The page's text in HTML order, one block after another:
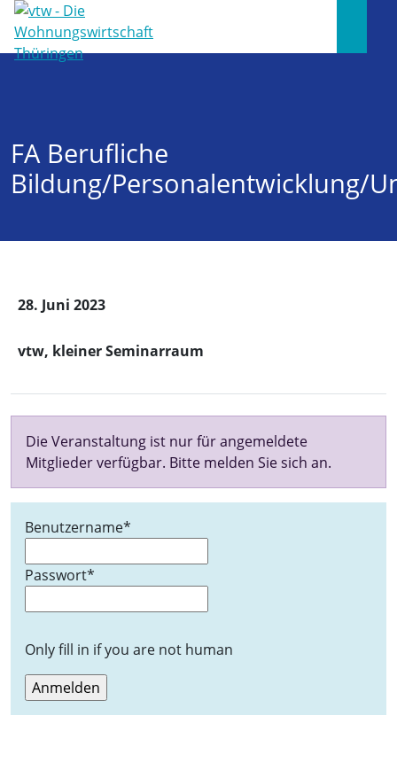
FA Berufliche
Bildung/Personalentwicklung/
28. Juni 2023
vtw, kleiner Seminarraum
Die Veranstaltung ist nur für angemeldete
Mitglieder verfügbar. Bitte melden Sie sich an.
Benutzername*
Passwort*
Only fill in if you are not human